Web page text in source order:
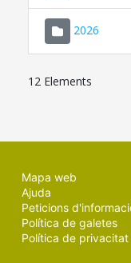
2026
12 Elements
Mapa web
Ajuda
Peticions
Política de galetes
Política de privacitat